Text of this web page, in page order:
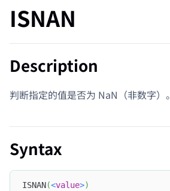
ISNAN
Description
判断指定的值是否为 NaN（非数字）。
Syntax
ISNAN(<value>)